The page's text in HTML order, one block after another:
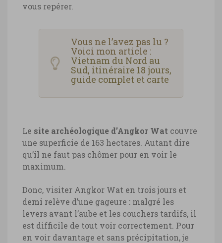
vous repérer.
Vous ne l’avez pas lu ?
Voici mon article :
Vietnam du Nord au
Sud, itinéraire 18 jours,
guide complet et carte
Le site archéologique d’Angkor Wat couvre
une superficie de 163 hectares. Autant dire
qu’il ne faut pas chômer pour en voir le
maximum.
Donc, visiter Angkor Wat en trois jours et
demi relève d’une gageure : malgré les
levers avant l’aube et les couchers tardifs, il
est difficile de tout voir correctement. Pour
en voir davantage et sans précipitation, je